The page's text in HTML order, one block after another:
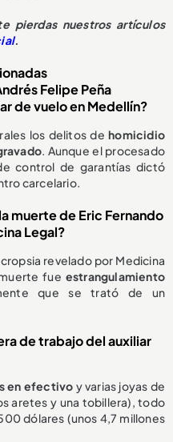
pierdas nuestros artículos
.
Felipe Peña
de vuelo en Medellín?
los delitos dehomicidio
. Aunque el procesado
control de garantías dictó
carcelario.
muerte de Eric Fernando
Legal?
revelado por Medicina
fue estrangulamiento
que se trató de un
de trabajo del auxiliar
en efectivo y varias joyas de
aretes y una tobillera), todo
dólares (unos 4,7 millones